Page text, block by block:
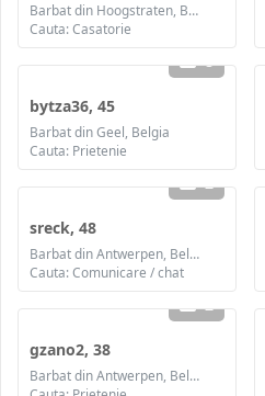
Barbat din Hoogstraten, Belgia
Cauta: Casatorie
8
bytza36, 45
Barbat din Geel, Belgia
Cauta: Prietenie
2
sreck, 48
Barbat din Antwerpen, Belgia
Cauta: Comunicare / chat
2
gzano2, 38
Barbat din Antwerpen, Belgia